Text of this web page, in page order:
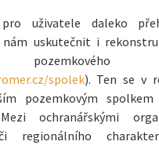
uživatele daleko
uskutečnit i
pozemkového
spolek). Ten se v
pozemkovým spolkem
ochranářskými
regionálního